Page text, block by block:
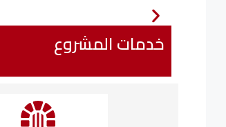
خدمات المشروع